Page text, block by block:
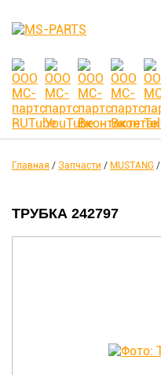
Главная / Запчасти / MUSTANG /
ТРУБКА 242797